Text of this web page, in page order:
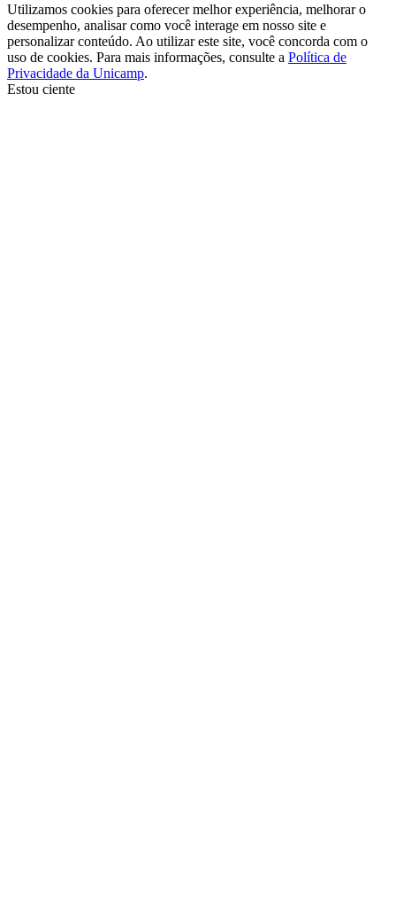
Utilizamos cookies para oferecer melhor experiência, melhorar o
desempenho, analisar como você interage em nosso site e
personalizar conteúdo. Ao utilizar este site, você concorda com o
uso de cookies. Para mais informações, consulte a Política de
Privacidade da Unicamp.
Estou ciente